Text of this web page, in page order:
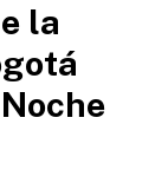
la